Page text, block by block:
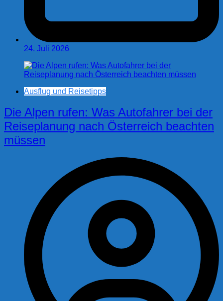
24. Juli 2026
Ausflug und Reisetipps
Die Alpen rufen: Was Autofahrer bei der
Reiseplanung nach Österreich beachten
müssen